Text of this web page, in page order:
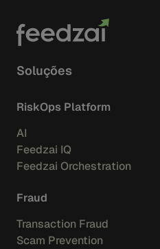
Soluções
RiskOps Platform
AI
Feedzai IQ
Feedzai Orchestration
Fraud
Transaction Fraud
Scam Prevention